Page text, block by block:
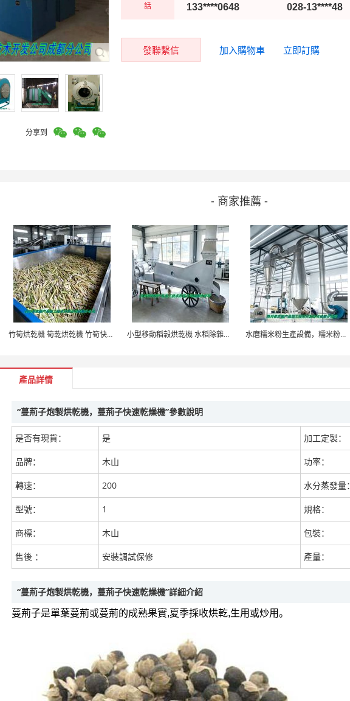
分享到
話
133****0648
028-13****48
發聯繫信 加入購物車 立即訂購
- 商家推薦 -
竹筍烘乾機 筍乾烘乾機 竹筍快速乾燥機 木山1型 小型移動稻穀烘乾機 水稻除雜烘乾機 木山3型 水磨糯米粉生產設備，糯米粉生產線，湯圓粉設備
產品詳情
“蔓荊子炮製烘乾機，蔓荊子快速乾燥機”參數說明
是否有現貨： 是 加工定製：
品牌： 木山 功率：
轉速： 200 水分蒸發量：
型號： 1 規格：
商標： 木山 包裝：
售後 ： 安裝調試保修 產量：
“蔓荊子炮製烘乾機，蔓荊子快速乾燥機”詳細介紹
蔓荊子是單葉蔓荊或蔓荊的成熟果實,夏季採收烘乾,生用或炒用。